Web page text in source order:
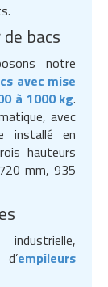
bacs
notre
avec mise
à 1000 kg.
avec
installé en
hauteurs
mm, 935
empileurs